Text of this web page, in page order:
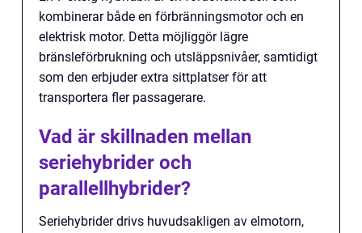
kombinerar både en förbränningsmotor och en
elektrisk motor. Detta möjliggör lägre
bränsleförbrukning och utsläppsnivåer, samtidigt
som den erbjuder extra sittplatser för att
transportera fler passagerare.
Vad är skillnaden mellan
seriehybrider och
parallellhybrider?
Seriehybrider drivs huvudsakligen av elmotorn,